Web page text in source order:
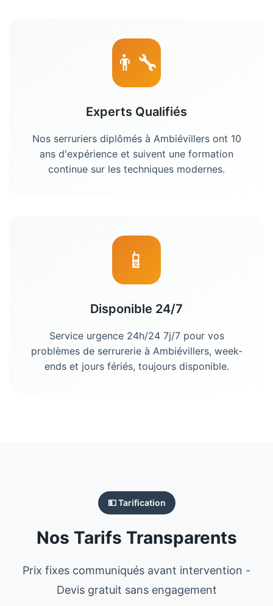
👨‍🔧
Experts Qualifiés
Nos serruriers diplômés à Ambiévillers ont 10
ans d'expérience et suivent une formation
continue sur les techniques modernes.
📱
Disponible 24/7
Service urgence 24h/24 7j/7 pour vos
problèmes de serrurerie à Ambiévillers, week-
ends et jours fériés, toujours disponible.
💵 Tarification
Nos Tarifs Transparents
Prix fixes communiqués avant intervention -
Devis gratuit sans engagement